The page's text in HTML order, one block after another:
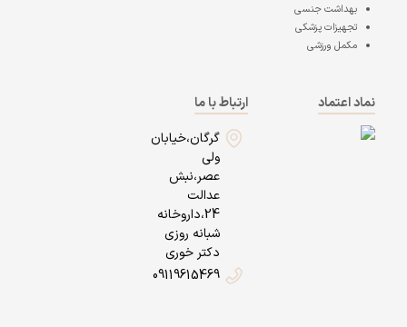
بهداشت جنسی
تجهیزات پزشکی
مکمل ورزشی
نماد اعتماد
ارتباط با ما
گرگان،خیابان
ولی
عصر،نبش
عدالت
24،داروخانه
شبانه روزی
دکتر خوری
09119615469